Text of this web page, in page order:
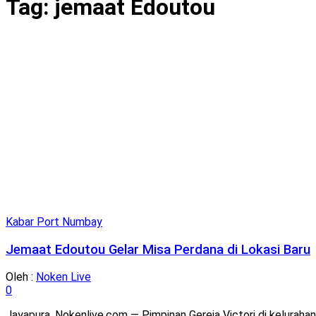
Tag: jemaat Edoutou
Kabar Port Numbay
Jemaat Edoutou Gelar Misa Perdana di Lokasi Baru
Oleh : Noken Live
0